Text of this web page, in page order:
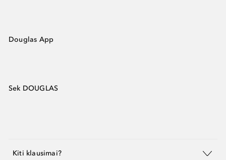
Douglas App
Sek DOUGLAS
Kiti klausimai?